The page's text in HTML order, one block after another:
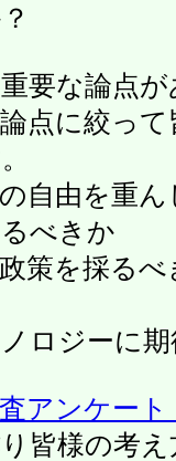
要な論点
点に絞っ
の自由を重
べきか
政策を採る
ノロジーに
アンケート
皆様の考